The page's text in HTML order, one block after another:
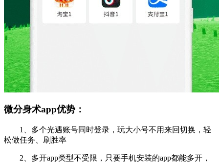
微分身术app优势：
1、多个光遇账号同时登录，玩大小号不用来回切换，轻
松做任务、刷胜率
2、多开app类型不受限，只要手机安装的app都能多开，